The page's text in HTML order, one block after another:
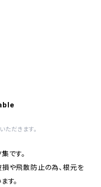
だきます。
です。
や飛散防止の為、根元を
す。